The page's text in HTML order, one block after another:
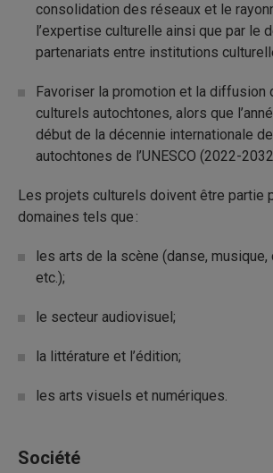
consolidation des réseaux et le
l’expertise culturelle ainsi que par le
partenariats entre institutions
Favoriser la promotion et la diffusion
culturels autochtones, alors que
début de la décennie internationale
autochtones de l’UNESCO (2022-
Les projets culturels doivent être partie
domaines tels que :
les arts de la scène (danse, musique,
etc.);
le secteur audiovisuel;
la littérature et l’édition;
les arts visuels et numériques.
Société